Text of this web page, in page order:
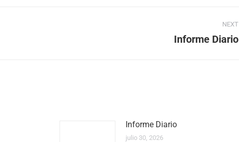
NEXT
Informe Diario
Informe Diario
julio 30, 2026